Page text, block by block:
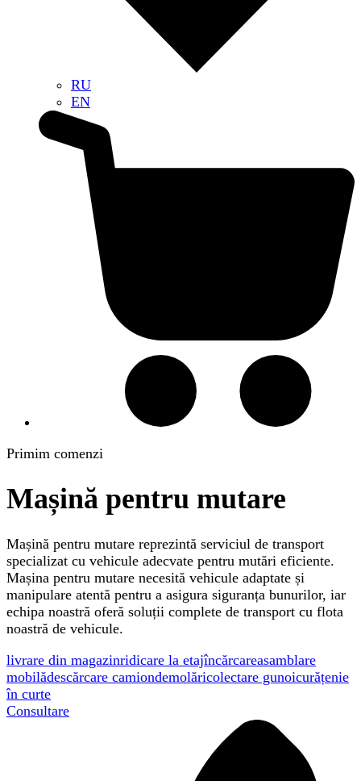
RU
EN
Primim comenzi
Mașină pentru mutare
Mașină pentru mutare reprezintă serviciul de transport
specializat cu vehicule adecvate pentru mutări eficiente.
Mașina pentru mutare necesită vehicule adaptate și
manipulare atentă pentru a asigura siguranța bunurilor, iar
echipa noastră oferă soluții complete de transport cu flota
noastră de vehicule.
livrare din magazinridicare la etajîncărcareasamblare
mobilădescărcare camiondemolăricolectare gunoicurățenie
în curte
Consultare